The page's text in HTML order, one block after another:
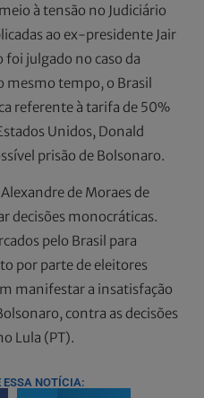
à tensão no Judiciário
ao ex-presidente Jair
foi julgado no caso da
mesmo tempo, o Brasil
referente à tarifa de 50%
Unidos, Donald
prisão de Bolsonaro.
de Moraes de
decisões monocráticas.
pelo Brasil para
por parte de eleitores
manifestar a insatisfação
contra as decisões
Lula (PT).
ESSA NOTÍCIA: